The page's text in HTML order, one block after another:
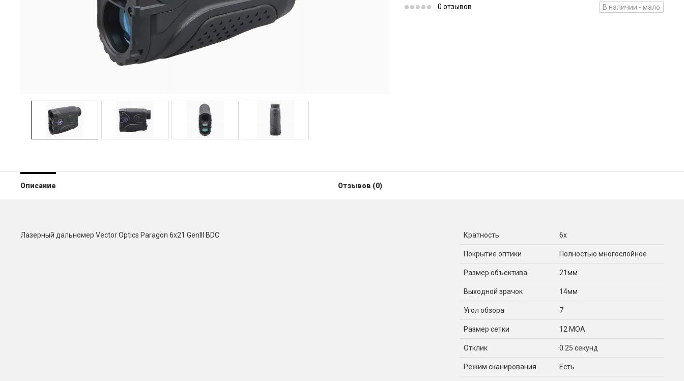
0 отзывов В наличии - мало
Описание Отзывов (0)
Лазерный дальномер Vector Optics Paragon 6x21 GenIII BDC Кратность 6x
Покрытие оптики Полностью многослойное
Размер объектива 21мм
Выходной зрачок 14мм
Угол обзора 7
Размер сетки 12 МОА
Отклик 0.25 секунд
Режим сканирования Есть